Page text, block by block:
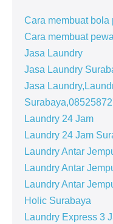
Cara membuat bola
Cara membuat
Jasa Laundry
Jasa Laundry
Jasa
Laundry 24 Jam
Laundry 24 Jam
Laundry Antar
Laundry Antar
Laundry Antar
Holic Surabaya
Laundry Express 3